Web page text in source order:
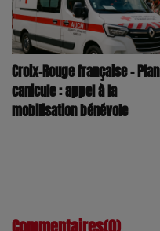
Croix-Rouge française – Plan
canicule : appel à la
mobilisation bénévole